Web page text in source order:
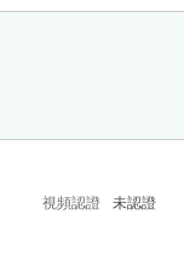
視頻認證 未認證